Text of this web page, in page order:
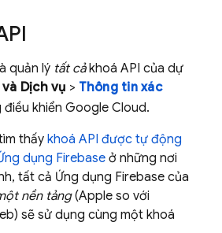
quản lý tất cảkhoá API của dự
và Dịch vụ > Thông tin xác
khiển Google Cloud.
thấy khoá API được tự động
dụng Firebase ở những nơi
tất cả Ứng dụng Firebase của
nền tảng(Apple so với
sẽ sử dụng cùng một khoá